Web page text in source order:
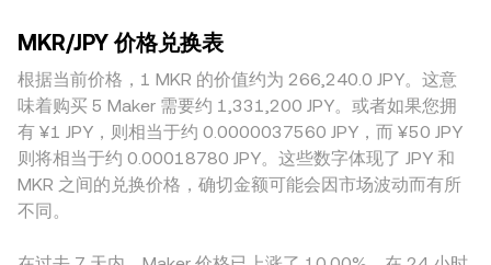
框架，都会改变投资者可接触渠道与风险偏好，进而影响转换
率。技术层面，永续合约的资金费率反映现货与合约的偏差，
资金费率正负变化会诱发套保与基差交易；个别交易所的期权
到期（若有）可能在关键时点放大波动；链上鲸鱼向交易所的
大额充值或提币、治理投票前后的集中调仓、以及跨池流动性
迁移，都会在短期内改变订单簿供需，从而对 MKR/JPY 转换
率产生扰动。
分别代表两种资产池内储备量，瞬时价格可近似表示为 y/x；
当大额换入或换出导致池子储备比例变化，滑点会使单笔交易
的有效转换率偏离聚合价。综上，无论是单一平台的撮合成
交、跨平台的 VWAP，还是 AMM 池内的恒定乘积定价，都共
同塑造了 MKR/JPY 在任一时刻的可达转换率。
面向日本投资者的合规成本、上币审查、法定货币入出渠道与
托管安排，可能使日元计价的成交产生一定溢价或折价。很多
场景下，MKR 实际上更多以 USDT 或 USD 计价后再折算为
JPY，如果 USDT 相对 JPY 自身存在轻微溢价或贴水，那么这
一“基差”会传导到最终显示的 MKR/JPY 转换率。套利者会在平
台之间买低卖高以压缩价差，但受限于资金成本、链上转账与
合规流程、以及极端行情下的流动性约束，套利并非总能实现
完全同步，因此跨交易所的细微差异会在短期内持续存在。
MKR/JPY 价格兑换表
根据当前价格，1 MKR 的价值约为 266,240.0 JPY。这意
味着购买 5 Maker 需要约 1,331,200 JPY。或者如果您拥
有 ¥1 JPY，则相当于约 0.0000037560 JPY，而 ¥50 JPY
则将相当于约 0.00018780 JPY。这些数字体现了 JPY 和
MKR 之间的兑换价格，确切金额可能会因市场波动而有所
不同。